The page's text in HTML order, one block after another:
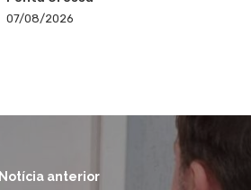
07/08/2026
Notícia anterior